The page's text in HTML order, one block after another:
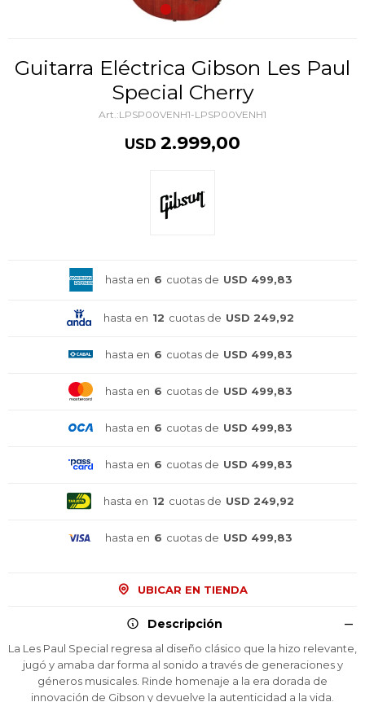
Guitarra Eléctrica Gibson Les Paul
Special Cherry
LPSP00VENH1-LPSP00VENH1
USD 2.999,00
hasta en 6 cuotas de USD 499,83
hasta en 12 cuotas de USD 249,92
hasta en 6 cuotas de USD 499,83
hasta en 6 cuotas de USD 499,83
hasta en 6 cuotas de USD 499,83
hasta en 6 cuotas de USD 499,83
hasta en 12 cuotas de USD 249,92
hasta en 6 cuotas de USD 499,83
UBICAR EN TIENDA
Descripción
La Les Paul Special regresa al diseño clásico que la hizo relevante,
jugó y amaba dar forma al sonido a través de generaciones y
géneros musicales. Rinde homenaje a la era dorada de
innovación de Gibson y devuelve la autenticidad a la vida.
¡Sumate a la forma más ágil de
comprar!
Comprá en 3 cuotas sin recargo o hasta en
12 cuotas * ¡Solo con tu cédula!
* sujeto aprobación crediticia.
¡Sumate a la forma más ágil de
comprar!
Comprá en 3 cuotas sin recargo o hasta en
12 cuotas * ¡Solo con tu cédula!
* sujeto aprobación crediticia.
¡Sumate a la forma más ágil de
comprar!
Comprá en 3 cuotas sin recargo o hasta en
12 cuotas * ¡Solo con tu cédula!
* sujeto aprobación crediticia.